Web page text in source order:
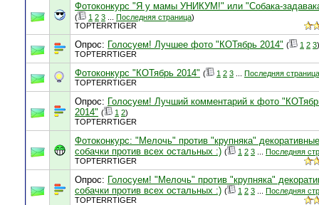
Фотоконкурс "Я у мамы УНИКУМ!" или "Собака-
( 1 2 3 Последняя страница)
TOPTERRTIGER
Опрос: Голосуем! Лучшее фото "КОТябрь 2014" ( 1 2 3)
TOPTERRTIGER
Фотоконкурс "КОТябрь 2014" ( 1 2 3
Последняя страница
TOPTERRTIGER
Опрос: Голосуем! Лучший комментарий к фото
2014" ( 1 2)
TOPTERRTIGER
Фотоконкурс: "Мелочь" против "крупняка" декоративные
собачки против всех остальных :) ( 1 2 3
Последняя
TOPTERRTIGER
Опрос: Голосуем! "Мелочь" против "крупняка"
собачки против всех остальных :) ( 1 2 3
Последняя
TOPTERRTIGER